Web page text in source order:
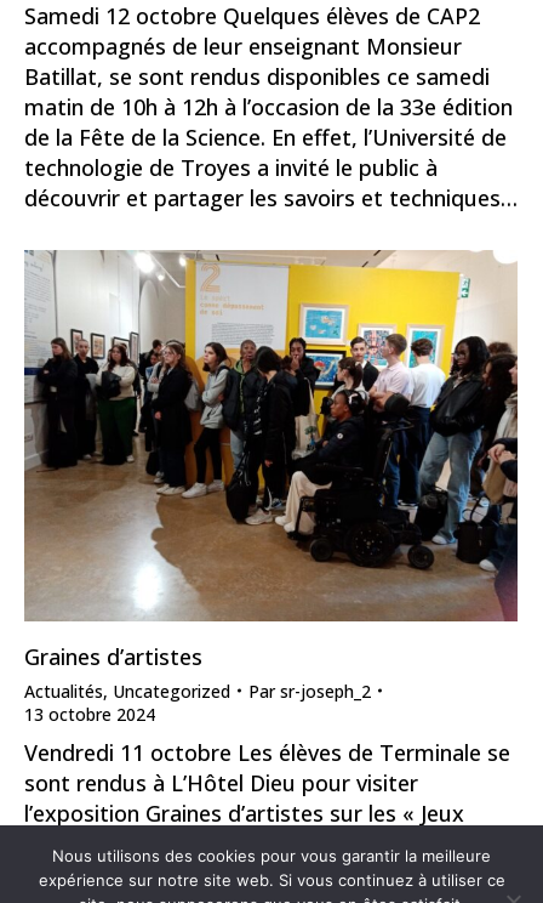
Samedi 12 octobre Quelques élèves de CAP2
accompagnés de leur enseignant Monsieur
Batillat, se sont rendus disponibles ce samedi
matin de 10h à 12h à l’occasion de la 33e édition
de la Fête de la Science. En effet, l’Université de
technologie de Troyes a invité le public à
découvrir et partager les savoirs et techniques…
Graines d’artistes
Actualités, Uncategorized Parsr-joseph_2
13 octobre 2024
Vendredi 11 octobre Les élèves de Terminale se
sont rendus à L’Hôtel Dieu pour visiter
l’exposition Graines d’artistes sur les « Jeux
Olympiques »….De belles découvertes qui
invitent à la créativité !
Nous utilisons des cookies pour vous garantir la meilleure
expérience sur notre site web. Si vous continuez à utiliser ce